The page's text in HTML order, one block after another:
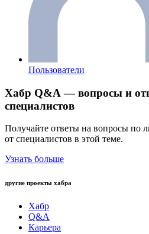
Пользователи
Хабр Q&A — вопросы и
специалистов
Получайте ответы на вопросы по
от специалистов в этой теме.
Узнать больше
другие проекты хабра
Хабр
Q&A
Карьера